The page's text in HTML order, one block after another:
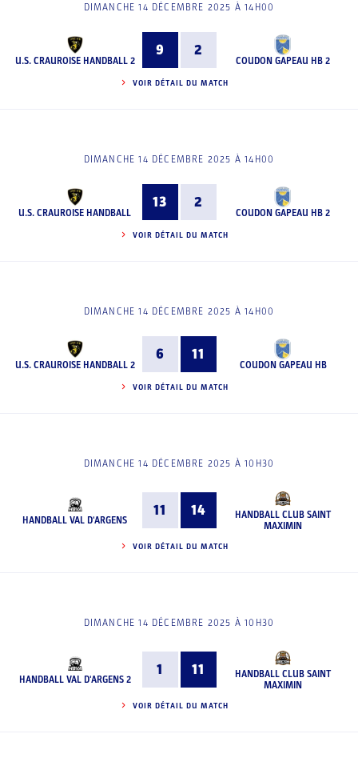
DIMANCHE 14 DÉCEMBRE 2025 À 14H00
U.S. CRAUROISE HANDBALL 2
9 2
COUDON GAPEAU HB 2
VOIR DÉTAIL DU MATCH
DIMANCHE 14 DÉCEMBRE 2025 À 14H00
U.S. CRAUROISE HANDBALL
13 2
COUDON GAPEAU HB 2
VOIR DÉTAIL DU MATCH
DIMANCHE 14 DÉCEMBRE 2025 À 14H00
U.S. CRAUROISE HANDBALL 2
6 11
COUDON GAPEAU HB
VOIR DÉTAIL DU MATCH
DIMANCHE 14 DÉCEMBRE 2025 À 10H30
HANDBALL VAL D'ARGENS
11 14
HANDBALL CLUB SAINT
MAXIMIN
VOIR DÉTAIL DU MATCH
DIMANCHE 14 DÉCEMBRE 2025 À 10H30
HANDBALL VAL D'ARGENS 2
1 11
HANDBALL CLUB SAINT
MAXIMIN
VOIR DÉTAIL DU MATCH